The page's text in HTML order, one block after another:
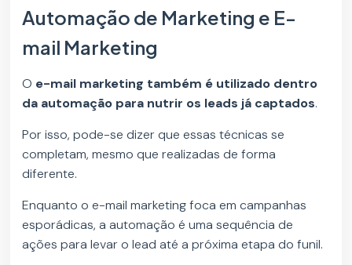
Automação de Marketing e E-
mail Marketing
O e-mail marketing também é utilizado dentro
da automação para nutrir os leads já captados.
Por isso, pode-se dizer que essas técnicas se
completam, mesmo que realizadas de forma
diferente.
Enquanto o e-mail marketing foca em campanhas
esporádicas, a automação é uma sequência de
ações para levar o lead até a próxima etapa do funil.